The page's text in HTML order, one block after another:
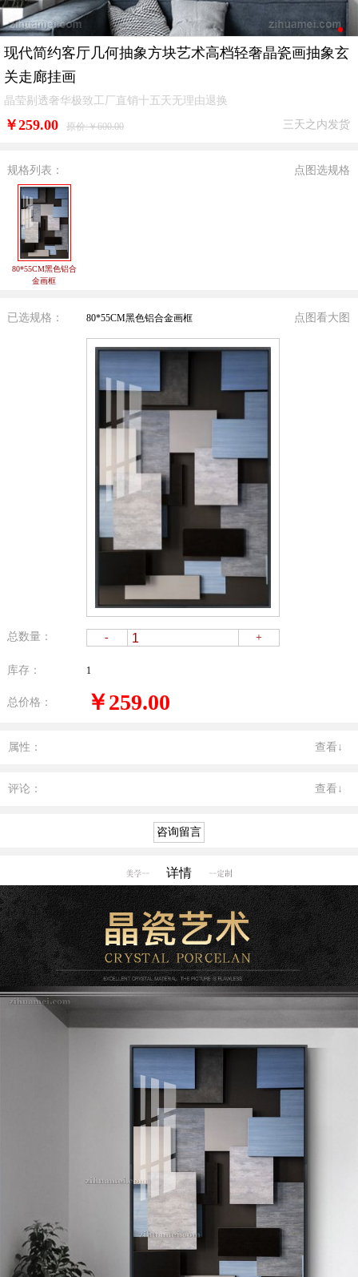
现代简约客厅几何抽象方块艺术高档轻奢晶瓷画抽象玄
关走廊挂画
晶莹剔透奢华极致工厂直销十五天无理由退换
￥259.00 原价:￥600.00 三天之内发货
规格列表： 点图选规格
80*55CM黑色铝合
金画框
已选规格： 80*55CM黑色铝合金画框 点图看大图
总数量： - +
库存： 1
总价格： ￥259.00
属性： 查看↓
评论： 查看↓
详情